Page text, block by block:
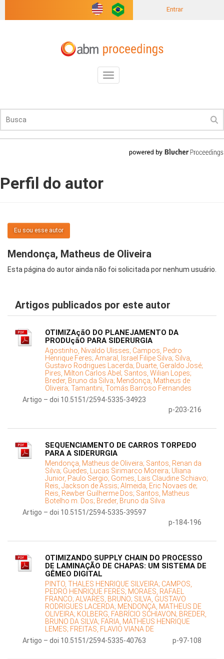
Entrar
Toggle
navigation
Perfil do autor
Eu sou esse autor
Mendonça, Matheus de Oliveira
Esta página do autor ainda não foi solicitada por nenhum usuário.
Artigos publicados por este autor
OTIMIZAçãO DO PLANEJAMENTO DA
PRODUçãO PARA SIDERURGIA
Agostinho, Nivaldo Ulisses; Campos, Pedro
Henrique Feres; Amaral, Israel Filipe Silva; Silva,
Gustavo Rodrigues Lacerda; Duarte, Geraldo José;
Pires, Milton Carlos Abel; Santos, Wilian Lopes;
Breder, Bruno da Silva; Mendonça, Matheus de
Oliveira; Tamantini, Tomás Barroso Fernandes
Artigo – doi 10.5151/2594-5335-34923
p-203-216
SEQUENCIAMENTO DE CARROS TORPEDO
PARA A SIDERURGIA
Mendonça, Matheus de Oliveira; Santos, Renan da
Silva; Guedes, Lucas Sirimarco Moreira; Uliana
Junior, Paulo Sergio; Gomes, Lais Claudine Schiavo;
Reis, Jackson de Assis; Almeida, Eric Novaes de;
Reis, Rewber Guilherme Dos; Santos, Matheus
Botelho m. Dos; Breder, Bruno da Silva
Artigo – doi 10.5151/2594-5335-39597
p-184-196
OTIMIZANDO SUPPLY CHAIN DO PROCESSO
DE LAMINAÇÃO DE CHAPAS: UM SISTEMA DE
GÊMEO DIGITAL
PINTO, THALES HENRIQUE SILVEIRA; CAMPOS,
PEDRO HENRIQUE FERES; MORAES, RAFAEL
FRANCO; ALVARES, BRUNO; SILVA, GUSTAVO
RODRIGUES LACERDA; MENDONÇA, MATHEUS DE
OLIVEIRA; KOLBERG, FABRÍCIO SCHIAVON; BREDER,
BRUNO DA SILVA; FARIA, MATHEUS HENRIQUE
LEMES; FREITAS, FLAVIO VIANA DE
Artigo – doi 10.5151/2594-5335-40763
p-97-108